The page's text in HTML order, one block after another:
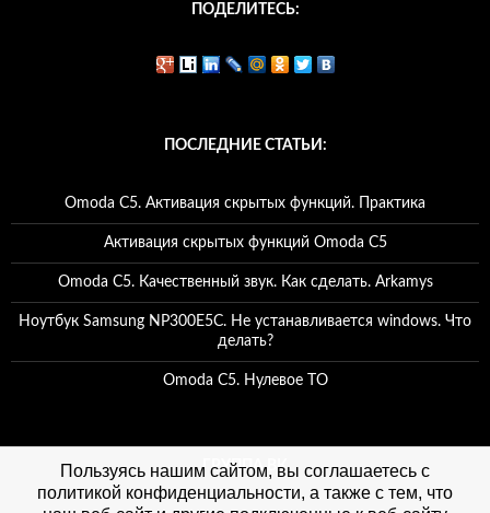
ПОДЕЛИТЕСЬ:
ПОСЛЕДНИЕ СТАТЬИ:
Omoda C5. Активация скрытых функций. Практика
Активация скрытых функций Omoda C5
Omoda C5. Качественный звук. Как сделать. Arkamys
Ноутбук Samsung NP300E5C. Не устанавливается windows. Что
делать?
Omoda C5. Нулевое ТО
ГРУППА ВК
Пользуясь нашим сайтом, вы соглашаетесь с
политикой конфиденциальности, а также с тем, что